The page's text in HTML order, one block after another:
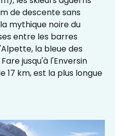
de descente sans
mythique noire du
entre les barres
la bleue des
jusqu'à l'Enversin
17 km, est la plus longue